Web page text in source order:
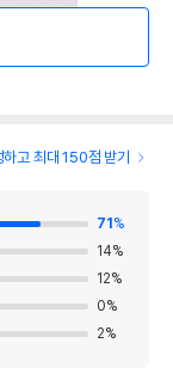
하고 최대 150점 받기
71 %
14%
12%
0%
2%